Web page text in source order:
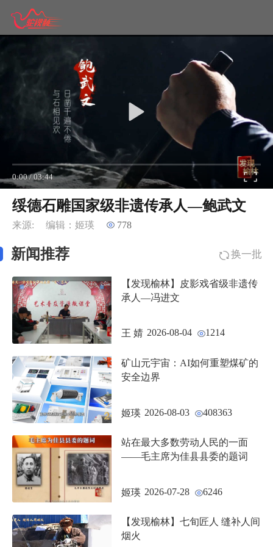
0:00/03:44
绥德石雕国家级非遗传承人—鲍武文
来源: 编辑：姬瑛 778
新闻推荐 换一批
【发现榆林】皮影戏省级非遗传
承人—冯进文
王 婧 2026-08-04 1214
矿山元宇宙：AI如何重塑煤矿的
安全边界
姬瑛 2026-08-03 408363
站在最大多数劳动人民的一面
——毛主席为佳县县委的题词
姬瑛 2026-07-28 6246
【发现榆林】七旬匠人 缝补人间
烟火